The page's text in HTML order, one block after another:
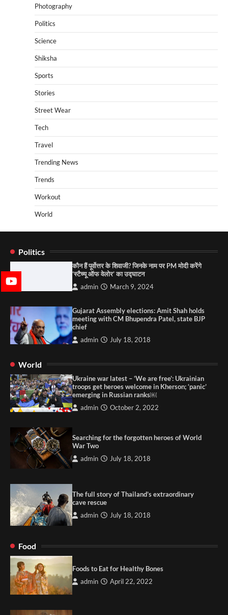
Photography
Politics
Science
Shiksha
Sports
Stories
Street Wear
Tech
Travel
Trending News
Trends
Workout
World
Politics
कौन हैं पूर्वोत्तर के शिवाजी? जिनके नाम पर PM मोदी करेंगे
‘स्टैच्यू ऑफ वेलोर’ का उद्घाटन
admin March 9, 2024
Gujarat Assembly elections: Amit Shah holds
meeting with CM Bhupendra Patel, state BJP
chief
admin July 18, 2018
World
Ukraine war latest – ‘We are free’: Ukrainian
troops get heroes welcome in Kherson; ‘panic’
emerging in Russian ranks￼
admin October 2, 2022
Searching for the forgotten heroes of World
War Two
admin July 18, 2018
The full story of Thailand’s extraordinary
cave rescue
admin July 18, 2018
Food
Foods to Eat for Healthy Bones
admin April 22, 2022